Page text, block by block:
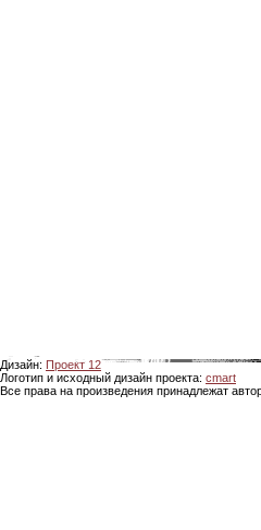
Дизайн: Проект 12
Логотип и исходный дизайн проекта: cmart
Все права на произведения принадлежат